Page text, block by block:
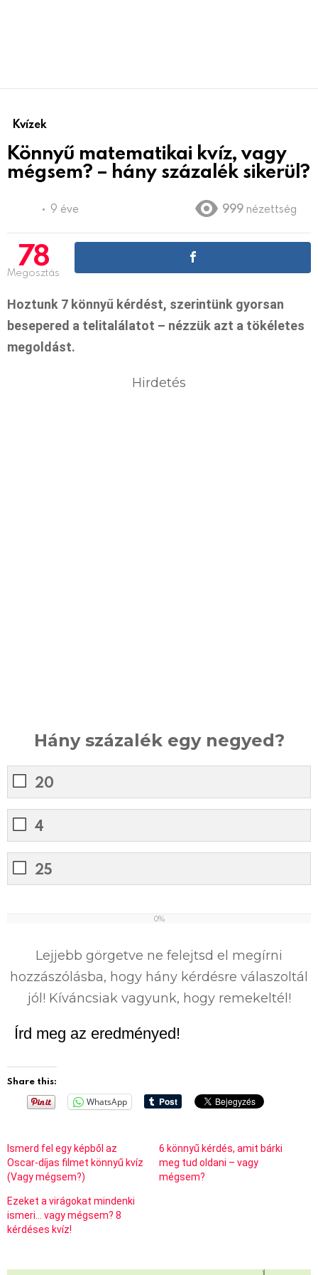
Kvízek
Könnyű matematikai kvíz, vagy
mégsem? – hány százalék sikerül?
9 éve 999 nézettség
78
Megosztás
Hoztunk 7 könnyű kérdést, szerintünk gyorsan
besepered a telitalálatot – nézzük azt a tökéletes
megoldást.
Hirdetés
Hány százalék egy negyed?
20
4
25
0%
Lejjebb görgetve ne felejtsd el megírni
hozzászólásba, hogy hány kérdésre válaszoltál
jól! Kíváncsiak vagyunk, hogy remekeltél!
Írd meg az eredményed!
Share this:
WhatsApp
Ismerd fel egy képből az
Oscar-díjas filmet könnyű kvíz
(Vagy mégsem?)
6 könnyű kérdés, amit bárki
meg tud oldani – vagy
mégsem?
Ezeket a virágokat mindenki
ismeri… vagy mégsem? 8
kérdéses kvíz!